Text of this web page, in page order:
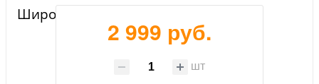
Широкоформатный флаг ТОФ
2 999 руб.
шт